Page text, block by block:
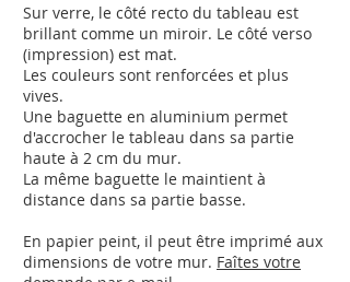
Sur verre, le côté recto du tableau est
brillant comme un miroir. Le côté verso
(impression) est mat.
Les couleurs sont renforcées et plus
vives.
Une baguette en aluminium permet
d'accrocher le tableau dans sa partie
haute à 2 cm du mur.
La même baguette le maintient à
distance dans sa partie basse.
En papier peint, il peut être imprimé aux
dimensions de votre mur. Faîtes votre